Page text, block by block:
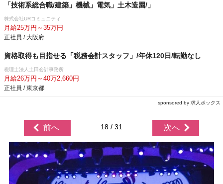
「技術系総合職/建築」機械」電気」土木造園/」
株式会社URコミュニティ
月給25万円～35万円
正社員 / 大阪府
資格取得も目指せる「税務会計スタッフ」/年休120日/転勤なし
税理士法人土田会計事務所
月給26万円～40万2,660円
正社員 / 東京都
sponsored by 求人ボックス
前へ 18 / 31 次へ